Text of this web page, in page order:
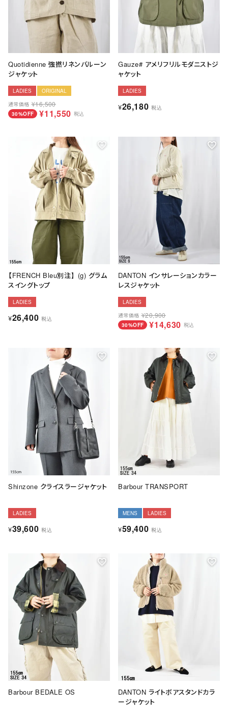
Quotidienne 強撚リネンバルーン
ジャケット
LADIES
ORIGINAL
通常価格 ¥16,500
30%OFF ¥11,550 税込
Gauze# アメリフリルモダニストジ
ャケット
LADIES
¥26,180 税込
【FRENCH Bleu別注】(g) グラム
スイングトップ
LADIES
¥26,400 税込
DANTON インサレーションカラー
レスジャケット
LADIES
通常価格 ¥20,900
30%OFF ¥14,630 税込
Shinzone クライスラージャケット
LADIES
¥39,600 税込
Barbour TRANSPORT
MENS LADIES
¥59,400 税込
Barbour BEDALE OS
DANTON ライトボアスタンドカラ
ージャケット